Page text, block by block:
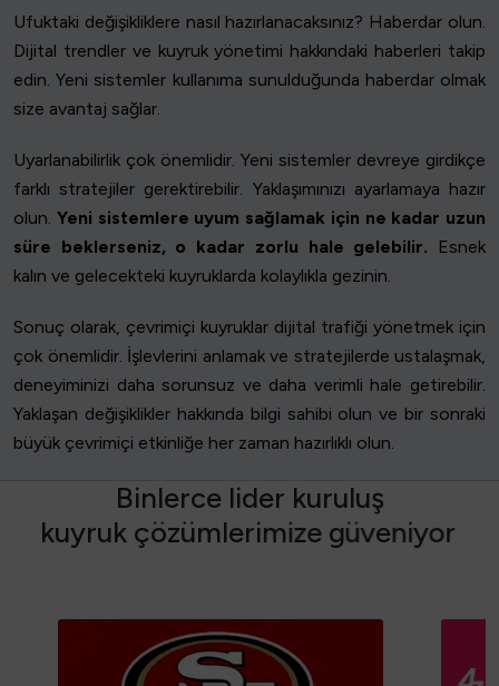
Ufuktaki değişikliklere nasıl hazırlanacaksınız? Haberdar olun.
Dijital trendler ve kuyruk yönetimi hakkındaki haberleri takip
edin. Yeni sistemler kullanıma sunulduğunda haberdar olmak
size avantaj sağlar.
Uyarlanabilirlik çok önemlidir. Yeni sistemler devreye girdikçe
farklı stratejiler gerektirebilir. Yaklaşımınızı ayarlamaya hazır
olun. Yeni sistemlere uyum sağlamak için ne kadar uzun
süre beklerseniz, o kadar zorlu hale gelebilir. Esnek
kalın ve gelecekteki kuyruklarda kolaylıkla gezinin.
Sonuç olarak, çevrimiçi kuyruklar dijital trafiği yönetmek için
çok önemlidir. İşlevlerini anlamak ve stratejilerde ustalaşmak,
deneyiminizi daha sorunsuz ve daha verimli hale getirebilir.
Yaklaşan değişiklikler hakkında bilgi sahibi olun ve bir sonraki
büyük çevrimiçi etkinliğe her zaman hazırlıklı olun.
Binlerce lider kuruluş
kuyruk çözümlerimize güveniyor